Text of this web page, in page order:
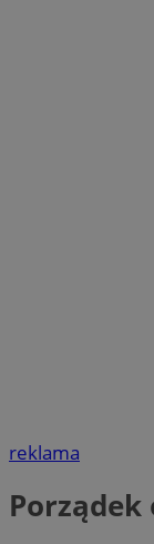
reklama
Porządek